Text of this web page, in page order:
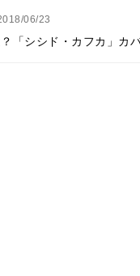
06/23
「シシド・カフカ」カ